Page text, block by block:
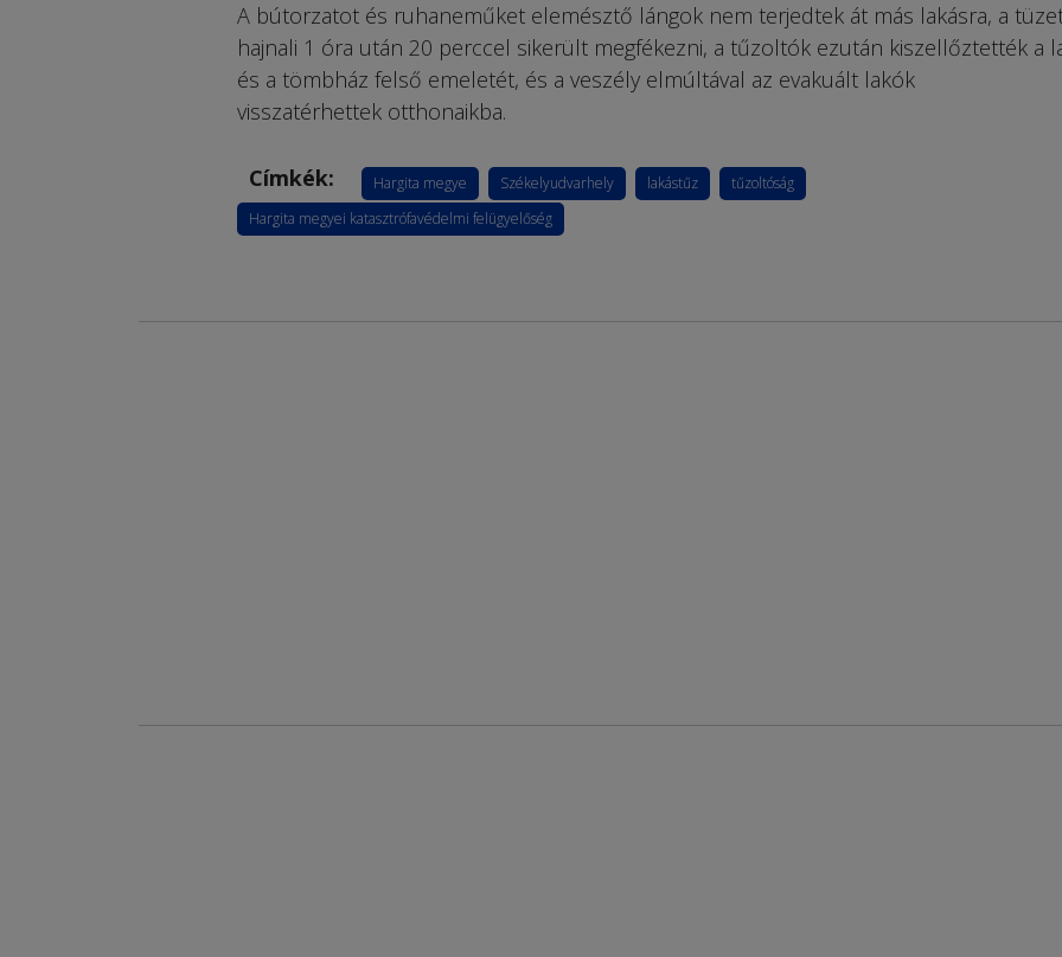
A bútorzatot és ruhaneműket elemésztő lángok nem terjedtek át más lakásra, a
hajnali 1 óra után 20 perccel sikerült megfékezni, a tűzoltók ezután kiszellőztették a
és a tömbház felső emeletét, és a veszély elmúltával az evakuált lakók
visszatérhettek otthonaikba.
Címkék: Hargita megye Székelyudvarhely lakástűz
tűzoltóság
Hargita megyei katasztrófavédelmi felügyelőség